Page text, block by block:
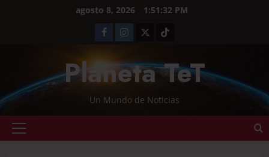
agosto 8, 2026 1:51:33 PM
Planeta TeT
Un Mundo de Noticias